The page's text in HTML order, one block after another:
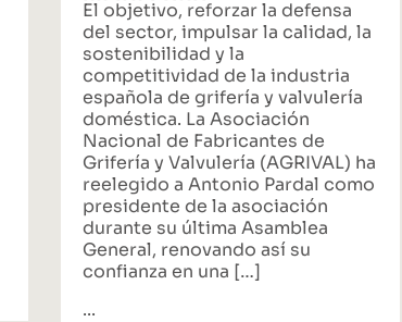
El objetivo, reforzar la defensa
del sector, impulsar la calidad, la
sostenibilidad y la
competitividad de la industria
española de grifería y valvulería
doméstica. La Asociación
Nacional de Fabricantes de
Grifería y Valvulería (AGRIVAL) ha
reelegido a Antonio Pardal como
presidente de la asociación
durante su última Asamblea
General, renovando así su
confianza en una […]
...